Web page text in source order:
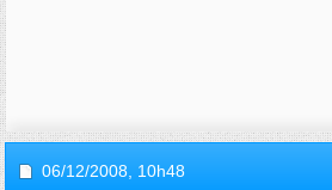
06/12/2008, 10h48